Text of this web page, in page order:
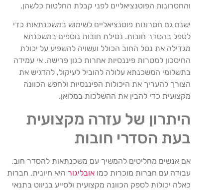
והחסרונות הפוטנציאליים לפני קבלת החלטות כלשהן.
ישנם גם חסרונות פוטנציאליים לשימוש במשכנתאות כדי
לטפל בהסדר חובות. נטילת חובות נוספים במשכנתא
מגדילה את נטל החוב הכולל ועשויה להשפיע על יכולת
החיסכון למטרות פיננסיות אחרות כגון פרישה. אי עמידה
בתשלומי המשכנתא עלולה להוביל לעיקול, להדגיש את
הצורך להעריך את היכולות הפיננסיות ולחפש הכוונה
מקצועית כדי להבין את ההשלכות במלואן.
היתרון של עזרה מקצועית
בעת הסדרי חובות
אם אנשים מחליטים להמשיך עם משכנתאות להסדר חוב,
עבודה עם חברות מוכרות כמו אובליגור היא חיונית. חברות
כאלה יכולות לספק הכוונה מקצועית ולסייע בניווט בתנאי